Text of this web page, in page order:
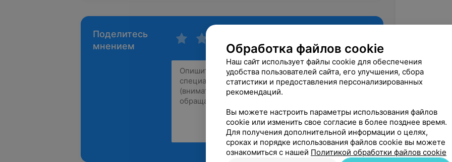
Поделитесь
мнением
Рекомендую
Обработка файлов cookie
Наш сайт использует файлы cookie для обеспечения
удобства пользователей сайта, его улучшения, сбора
статистики и предоставления персонализированных
рекомендаций.
Вы можете настроить параметры использования файлов
cookie или изменить свое согласие в более позднее время.
Для получения дополнительной информации о целях,
сроках и порядке использования файлов cookie вы можете
ознакомиться с нашей Политикой обработки файлов cookie